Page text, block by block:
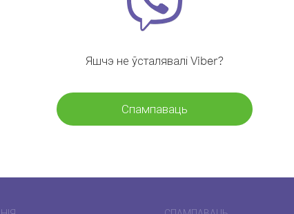
Яшчэ не ўсталявалі Viber?
Спампаваць